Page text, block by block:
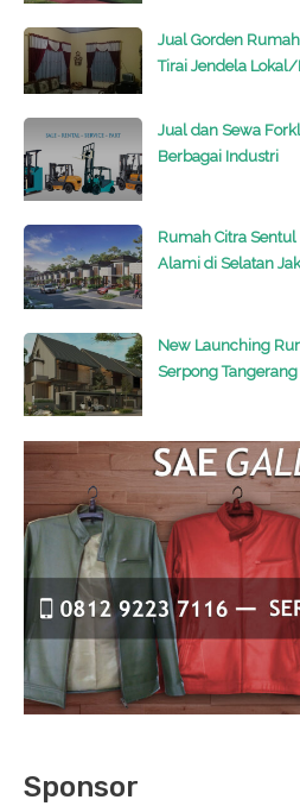
Jual Gorden
Tirai Jendela
Jual dan Sewa
Berbagai Industri
Rumah Citra
Alami di Selatan
New Launching
Serpong
Sponsor